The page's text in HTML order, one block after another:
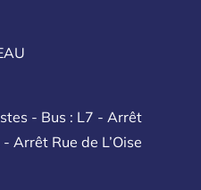
- Bus : L7 - Arrêt
Arrêt Rue de L’Oise